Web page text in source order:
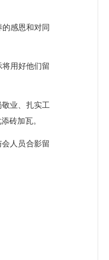
感恩和对同
用好他们留
业、扎实工
砖加瓦。
人员合影留